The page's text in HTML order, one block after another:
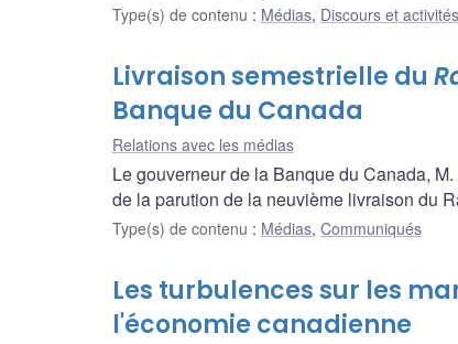
Type(s) de contenu : Médias, Discours et
Livraison semestrielle du
Banque du Canada
Relations avec les médias
Le gouverneur de la Banque du Canada,
de la parution de la neuvième livraison du
Type(s) de contenu : Médias, Communiqués
Les turbulences sur les
l'économie canadienne